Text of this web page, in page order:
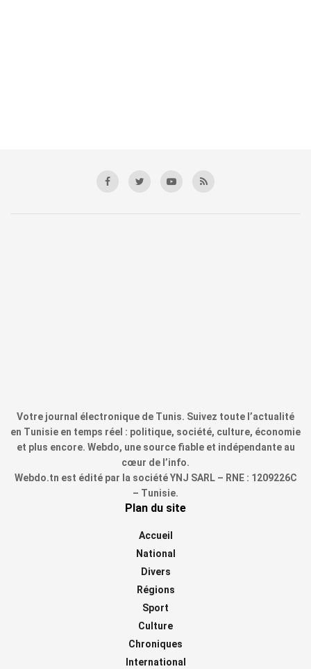
Votre journal électronique de Tunis. Suivez toute l’actualité
en Tunisie en temps réel : politique, société, culture, économie
et plus encore. Webdo, une source fiable et indépendante au
cœur de l’info.
Webdo.tn est édité par la société YNJ SARL – RNE : 1209226C
– Tunisie.
Plan du site
Accueil
National
Divers
Régions
Sport
Culture
Chroniques
International